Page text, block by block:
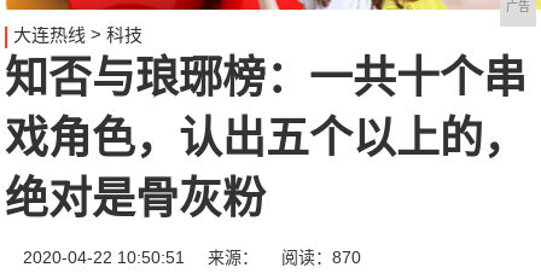
广告
大连热线 > 科技
知否与琅琊榜：一共十个串
戏角色，认出五个以上的，
绝对是骨灰粉
2020-04-22 10:50:51 来源： 阅读：870